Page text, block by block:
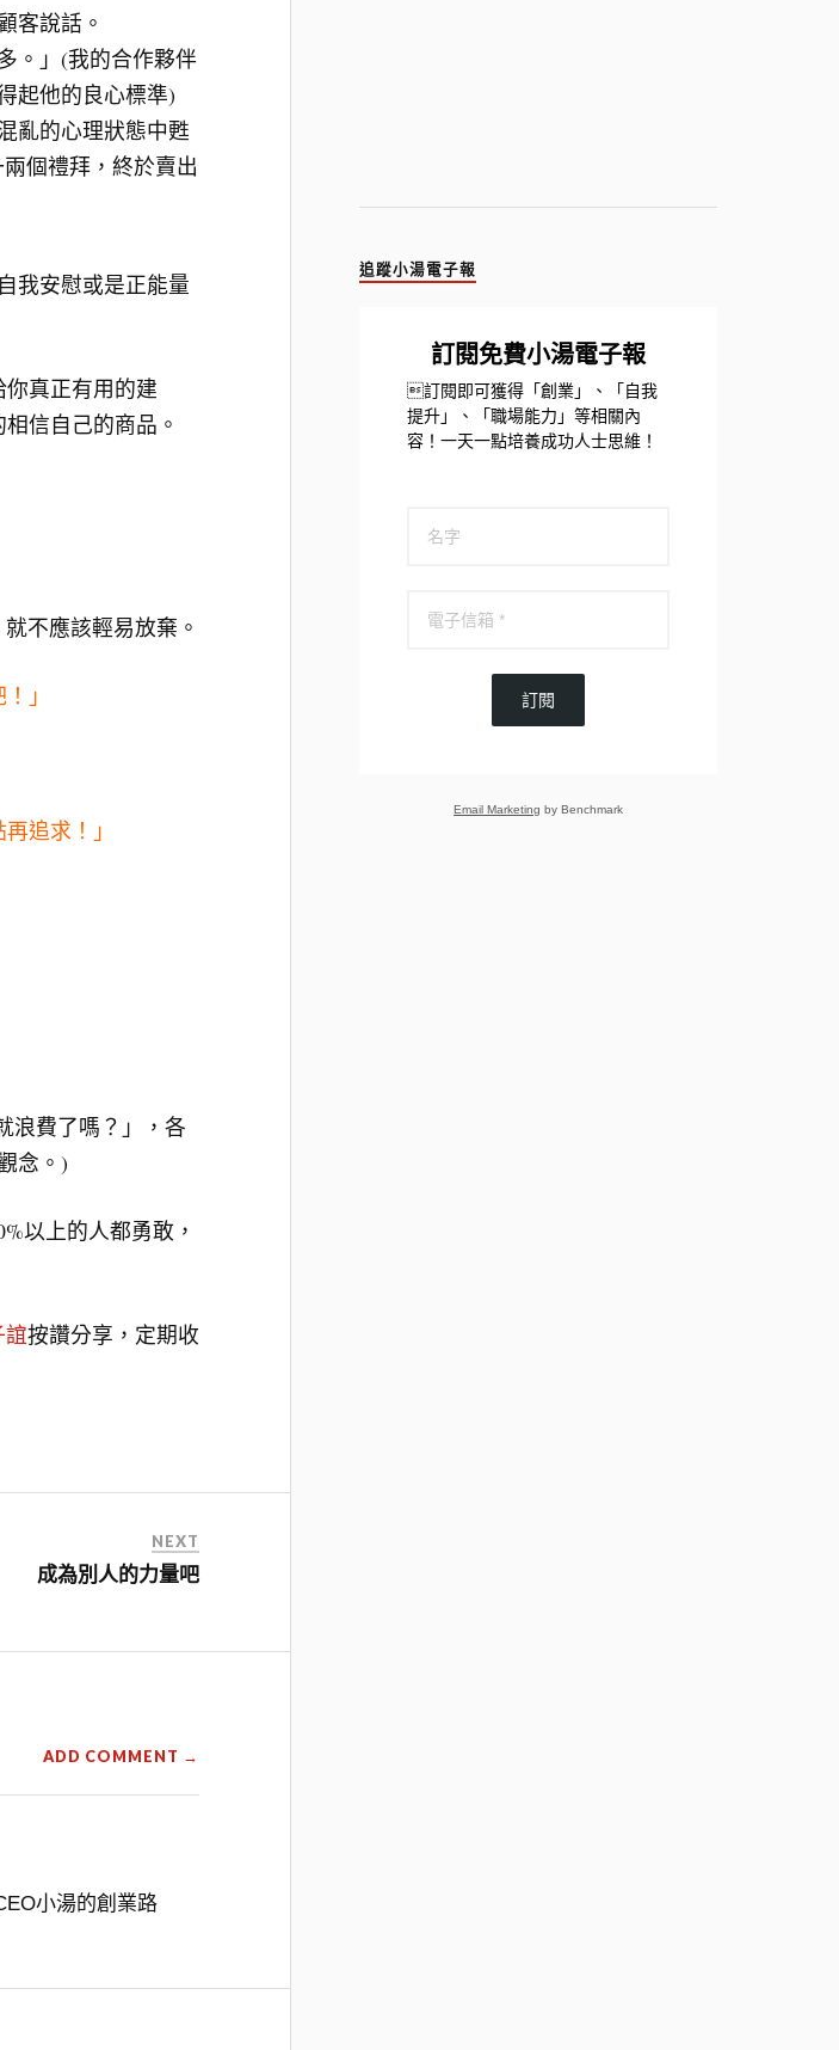
客說話。
。」(我的合作夥伴
起他的良心標準)
亂的心理狀態中甦
個禮拜，終於賣出
我安慰或是正能量
真正有用的建
信自己的商品。
不應該輕易放棄。
」
追求！」
浪費了嗎？」，各
念。)
以上的人都勇敢，
誼按讚分享，定期收
NEXT
成為別人的力量吧
ADD COMMENT →
小湯的創業路
追蹤小湯電子報
訂閱免費小湯電子報
訂閱即可獲得「創業」、「自我
提升」、「職場能力」等相關內
容！一天一點培養成功人士思維！
訂閱
Email Marketing by Benchmark